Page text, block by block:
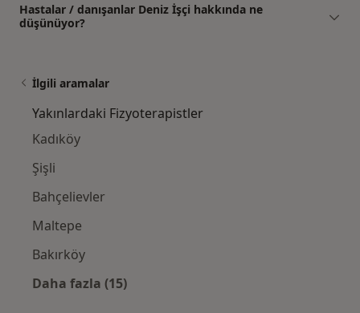
Hastalar / danışanlar Deniz İşçi hakkında ne
düşünüyor?
İlgili aramalar
Yakınlardaki Fizyoterapistler
Kadıköy
Şişli
Bahçelievler
Maltepe
Bakırköy
Daha fazla (15)